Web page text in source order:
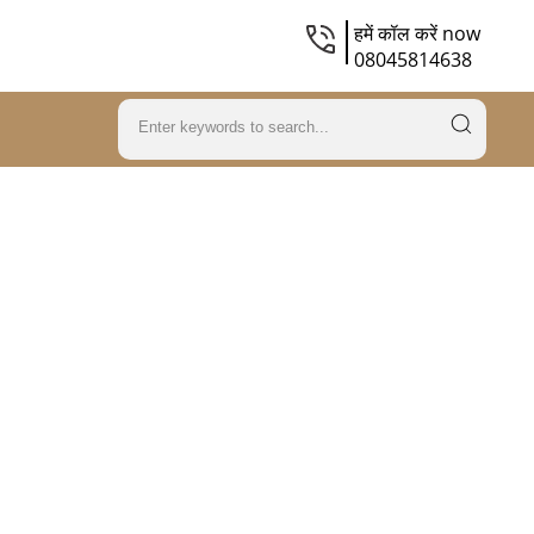
हमें कॉल करें now
08045814638